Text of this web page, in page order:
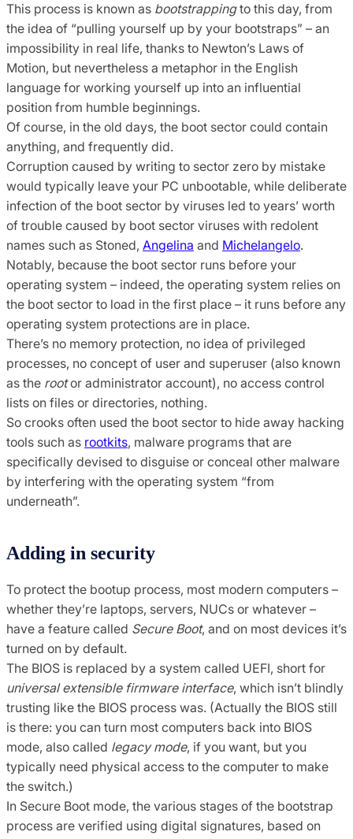
This process is known as bootstrappingto this day, from
the idea of “pulling yourself up by your bootstraps” – an
impossibility in real life, thanks to Newton’s Laws of
Motion, but nevertheless a metaphor in the English
language for working yourself up into an influential
position from humble beginnings.
Of course, in the old days, the boot sector could contain
anything, and frequently did.
Corruption caused by writing to sector zero by mistake
would typically leave your PC unbootable, while deliberate
infection of the boot sector by viruses led to years’ worth
of trouble caused by boot sector viruses with redolent
names such as Stoned, Angelina and Michelangelo.
Notably, because the boot sector runs before your
operating system – indeed, the operating system relies on
the boot sector to load in the first place – it runs before any
operating system protections are in place.
There’s no memory protection, no idea of privileged
processes, no concept of user and superuser (also known
as the rootor administrator account), no access control
lists on files or directories, nothing.
So crooks often used the boot sector to hide away hacking
tools such as rootkits, malware programs that are
specifically devised to disguise or conceal other malware
by interfering with the operating system “from
underneath”.
Adding in security
To protect the bootup process, most modern computers –
whether they’re laptops, servers, NUCs or whatever –
have a feature called Secure Boot, and on most devices it’s
turned on by default.
The BIOS is replaced by a system called UEFI, short for
universal extensible firmware interface, which isn’t blindly
trusting like the BIOS process was. (Actually the BIOS still
is there: you can turn most computers back into BIOS
mode, also called legacy mode, if you want, but you
typically need physical access to the computer to make
the switch.)
In Secure Boot mode, the various stages of the bootstrap
process are verified using digital signatures, based on